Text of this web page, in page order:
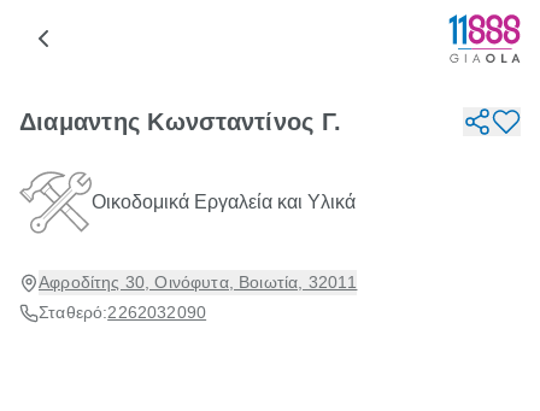
Διαμαντης Κωνσταντίνος Γ.
Οικοδομικά Εργαλεία και Υλικά
Αφροδίτης 30, Οινόφυτα, Βοιωτία, 32011
Σταθερό:2262032090